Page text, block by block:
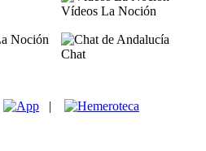
Vídeos La Noción
Chat
|